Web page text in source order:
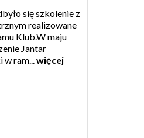
się szkolenie z
realizowane
Klub.W maju
Jantar
w ram...więcej